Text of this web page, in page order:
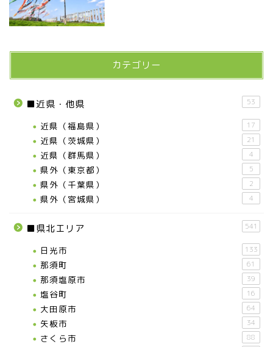
カテゴリー
■近県・他県 53
近県（福島県） 17
近県（茨城県） 21
近県（群馬県） 4
県外（東京都） 5
県外（千葉県） 2
県外（宮城県） 4
■県北エリア 541
日光市 133
那須町 61
那須塩原市 39
塩谷町 16
大田原市 64
矢板市 34
さくら市 88